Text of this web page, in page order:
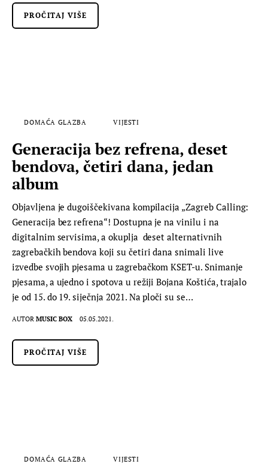
PROČITAJ VIŠE
DOMAĆA GLAZBA VIJESTI
Generacija bez refrena, deset
bendova, četiri dana, jedan
album
Objavljena je dugoiščekivana kompilacija „Zagreb Calling:
Generacija bez refrena“! Dostupna je na vinilu i na
digitalnim servisima, a okuplja deset alternativnih
zagrebačkih bendova koji su četiri dana snimali live
izvedbe svojih pjesama u zagrebačkom KSET-u. Snimanje
pjesama, a ujedno i spotova u režiji Bojana Koštića, trajalo
je od 15. do 19. siječnja 2021. Na ploči su se…
AUTOR MUSIC BOX 05.05.2021.
PROČITAJ VIŠE
DOMAĆA GLAZBA VIJESTI